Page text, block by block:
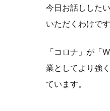
今日お話しした
いただくわけで
「コロナ」が「
業としてより強
ています。